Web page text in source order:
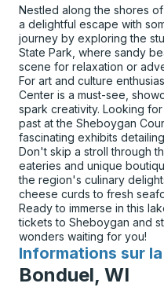
Nestled along the shores
a delightful escape with
journey by exploring the
State Park, where sandy
scene for relaxation or
For art and culture
Center is a must-see,
spark creativity. Looking
past at the Sheboygan
fascinating exhibits
Don't skip a stroll through
eateries and unique
the region's culinary
cheese curds to fresh
Ready to immerse in this
tickets to Sheboygan and
wonders waiting for you!
Informations sur
pour
Bonduel, WI